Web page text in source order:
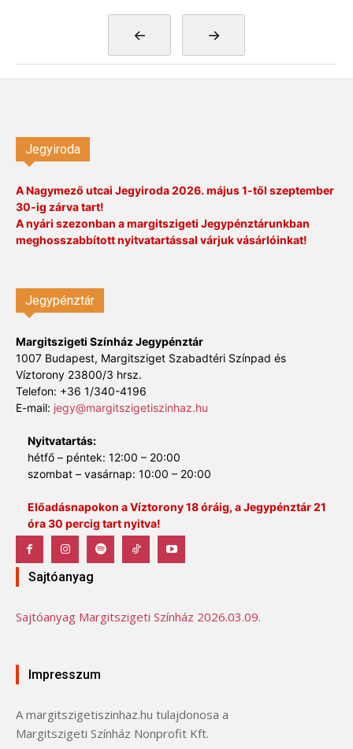
← →
Jegyiroda
A Nagymező utcai Jegyiroda 2026. május 1-től szeptember
30-ig zárva tart!
A nyári szezonban a margitszigeti Jegypénztárunkban
meghosszabbított nyitvatartással várjuk vásárlóinkat!
Jegypénztár
Margitszigeti Színház Jegypénztár
1007 Budapest, Margitsziget Szabadtéri Színpad és
Víztorony 23800/3 hrsz.
Telefon: +36 1/340-4196
E-mail: jegy@margitszigetiszinhaz.hu
Nyitvatartás:
hétfő – péntek: 12:00 – 20:00
szombat – vasárnap: 10:00 – 20:00
Előadásnapokon a Víztorony 18 óráig, a Jegypénztár 21
óra 30 percig tart nyitva!
Sajtóanyag
Sajtóanyag Margitszigeti Színház 2026.03.09.
Impresszum
A margitszigetiszinhaz.hu tulajdonosa a
Margitszigeti Színház Nonprofit Kft.